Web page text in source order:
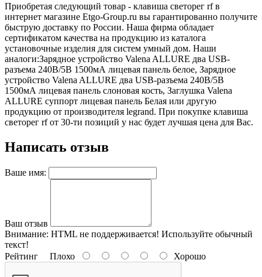
Приобретая следующий товар - клавиша светорег rf в
интернет магазине Etgo-Group.ru вы гарантированно получите
быструю доставку по России. Наша фирма обладает
сертификатом качества на продукцию из каталога
установочные изделия для систем умный дом. Наши
аналоги:Зарядное устройство Valena ALLURE два USB-
разъема 240В/5В 1500мА лицевая панель белое, Зарядное
устройство Valena ALLURE два USB-разъема 240В/5В
1500мА лицевая панель слоновая кость, Заглушка Valena
ALLURE суппорт лицевая панель Белая или другую
продукцию от производителя legrand. При покупке клавиша
светорег rf от 30-ти позиций у нас будет лучшая цена для Вас.
Написать отзыв
Ваше имя:
Ваш отзыв
Внимание: HTML не поддерживается! Используйте обычный
текст!
Рейтинг Плохо Хорошо